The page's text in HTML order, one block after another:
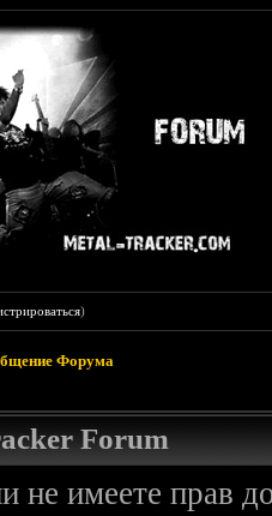
)
Форума
Forum
не имеете прав